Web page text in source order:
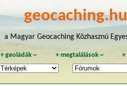
a Magyar Geocaching Közhasznú
+geoládák ~ + megtalálások~ +